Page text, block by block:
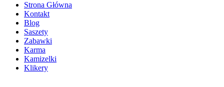
Strona Główna
Kontakt
Blog
Saszety
Zabawki
Karma
Kamizelki
Klikery